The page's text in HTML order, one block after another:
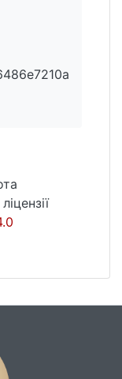
на
є